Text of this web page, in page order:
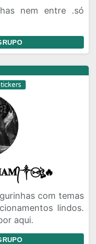
nem entre .só
com temas
lindos.
aqui.